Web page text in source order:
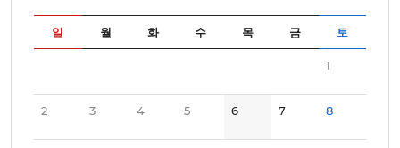
일 월 화 수 목 금 토
1
2 3 4 5 6 7 8